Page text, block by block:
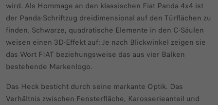
wird. Als Hommage an den klassischen Fiat Panda 4x4 ist
der Panda-Schriftzug dreidimensional auf den Türflächen zu
finden. Schwarze, quadratische Elemente in den C-Säulen
weisen einen 3D-Effekt auf: Je nach Blickwinkel zeigen sie
das Wort FIAT beziehungsweise das aus vier Balken
bestehende Markenlogo.
Das Heck besticht durch seine markante Optik. Das
Verhältnis zwischen Fensterfläche, Karosserieanteil und